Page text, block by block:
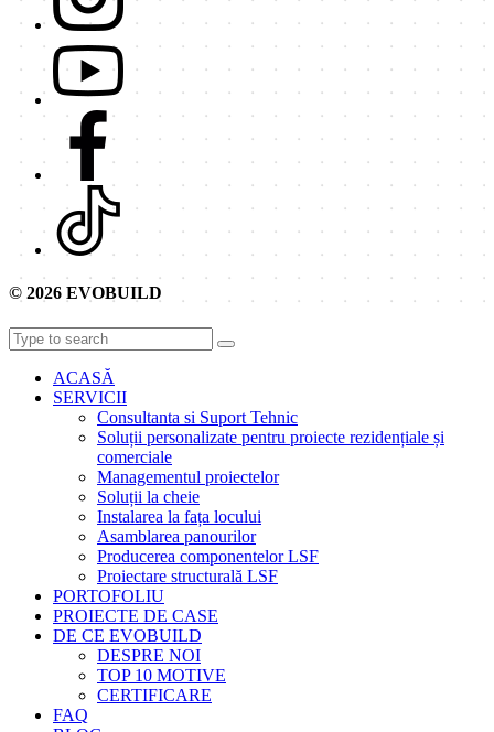
© 2026 EVOBUILD
ACASĂ
SERVICII
Consultanta si Suport Tehnic
Soluții personalizate pentru proiecte rezidențiale și
comerciale
Managementul proiectelor
Soluții la cheie
Instalarea la fața locului
Asamblarea panourilor
Producerea componentelor LSF
Proiectare structurală LSF
PORTOFOLIU
PROIECTE DE CASE
DE CE EVOBUILD
DESPRE NOI
TOP 10 MOTIVE
CERTIFICARE
FAQ